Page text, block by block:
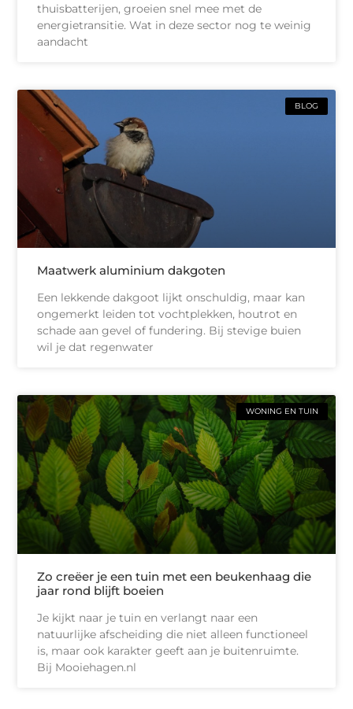
thuisbatterijen, groeien snel mee met de
energietransitie. Wat in deze sector nog te weinig
aandacht
BLOG
Maatwerk aluminium dakgoten
Een lekkende dakgoot lijkt onschuldig, maar kan
ongemerkt leiden tot vochtplekken, houtrot en
schade aan gevel of fundering. Bij stevige buien
wil je dat regenwater
WONING EN TUIN
Zo creëer je een tuin met een beukenhaag die
jaar rond blijft boeien
Je kijkt naar je tuin en verlangt naar een
natuurlijke afscheiding die niet alleen functioneel
is, maar ook karakter geeft aan je buitenruimte.
Bij Mooiehagen.nl